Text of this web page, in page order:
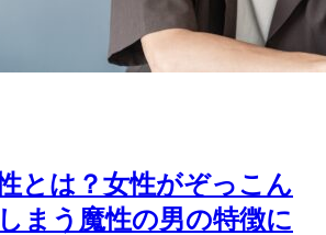
とは？女性がぞっこん
まう魔性の男の特徴に